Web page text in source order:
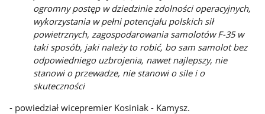
ogromny postęp w dziedzinie zdolności operacyjnych,
wykorzystania w pełni potencjału polskich sił
powietrznych, zagospodarowania samolotów F-35 w
taki sposób, jaki należy to robić, bo sam samolot bez
odpowiedniego uzbrojenia, nawet najlepszy, nie
stanowi o przewadze, nie stanowi o sile i o
skuteczności
- powiedział wicepremier Kosiniak - Kamysz.